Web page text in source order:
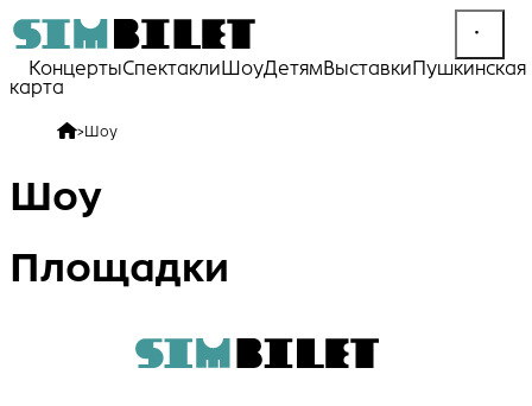
КонцертыСпектакли ШоуДетямВыставкиПушкинская
карта
>Шоу
Шоу
Площадки